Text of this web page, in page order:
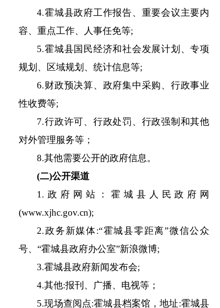
4.霍城县政府工作报告、重要会议主要内
容、重点工作、人事任免等;
5.霍城县国民经济和社会发展计划、专项
规划、区域规划、统计信息等;
6.财政预决算、政府集中采购、行政事业
性收费等;
7.行政许可、行政处罚、行政强制和其他
对外管理服务等；
8.其他需要公开的政府信息。
(二)公开渠道
1. 政府网站：霍城县人民政府网
(www.xjhc.gov.cn);
2.政务新媒体:“霍城县零距离”微信公众
号、“霍城县政府办公室”新浪微博;
3.霍城县政府新闻发布会;
4.其他:报刊、广播、电视等；
5.现场查阅点:霍城县档案馆，地址:霍城县